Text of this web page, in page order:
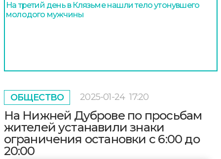
На третий день в Клязьме нашли тело утонувшего
молодого мужчины
ОБЩЕСТВО 2025-01-24 17:20
На Нижней Дуброве по просьбам
жителей устанавили знаки
ограничения остановки с 6:00 до
20:00